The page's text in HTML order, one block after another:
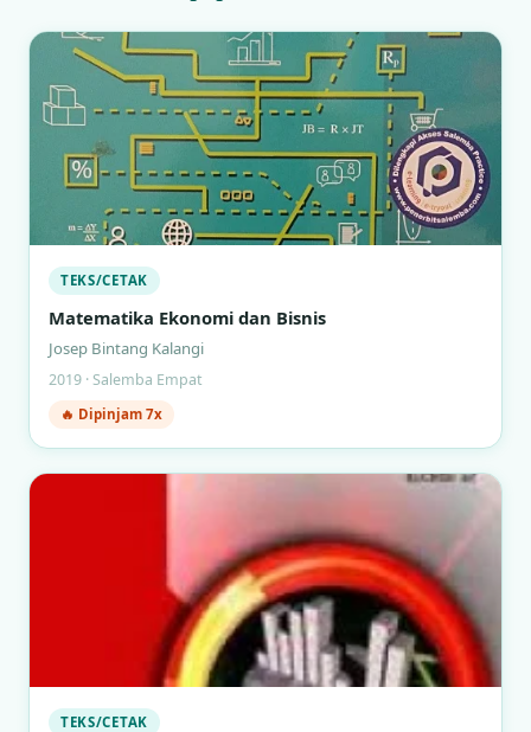
TEKS/CETAK
Matematika Ekonomi dan Bisnis
Josep Bintang Kalangi
2019 · Salemba Empat
🔥 Dipinjam 7x
TEKS/CETAK